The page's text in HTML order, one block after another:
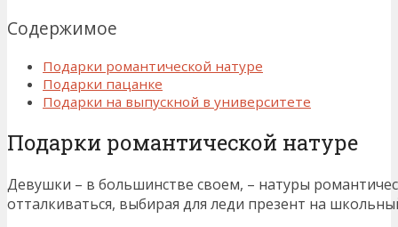
Содержимое
Подарки романтической натуре
Подарки пацанке
Подарки на выпускной в университете
Подарки романтической натуре
Девушки – в большинстве своем, – натуры
отталкиваться, выбирая для леди презент на